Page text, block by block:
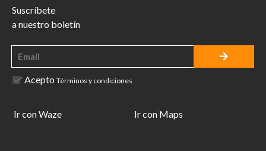
Suscríbete
a nuestro boletín
Acepto Términos y condiciones
Ir con Waze Ir con Maps